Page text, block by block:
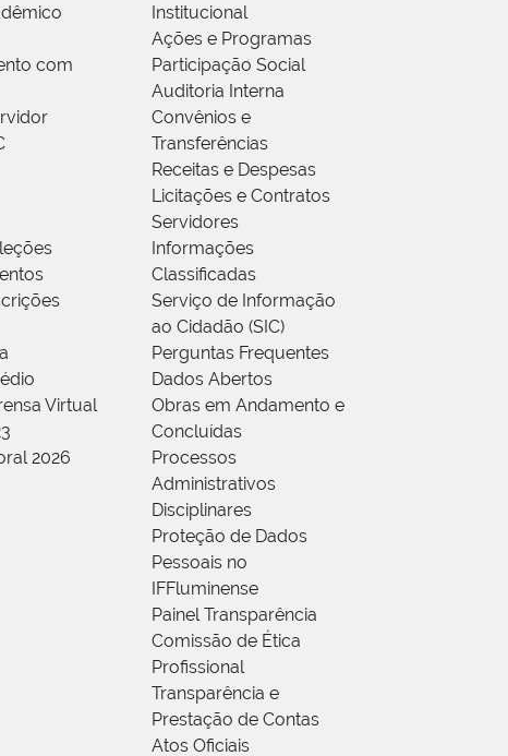
com
Virtual
2026
Institucional
Ações e Programas
Participação Social
Auditoria Interna
Convênios e
Transferências
Receitas e Despesas
Licitações e Contratos
Servidores
Informações
Classificadas
Serviço de Informação
ao Cidadão (SIC)
Perguntas Frequentes
Dados Abertos
Obras em Andamento e
Concluídas
Processos
Administrativos
Disciplinares
Proteção de Dados
Pessoais no
IFFluminense
Painel Transparência
Comissão de Ética
Profissional
Transparência e
Prestação de Contas
Atos Oficiais